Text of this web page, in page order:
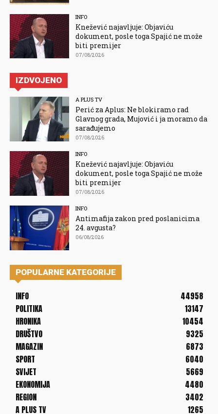
INFO
Knežević najavljuje: Objaviću
dokument, posle toga Spajić ne može
biti premijer
07/08/2026
IZDVOJENO
A PLUS TV
Perić za Aplus: Ne blokiramo rad
Glavnog grada, Mujović i ja moramo da
sarađujemo
07/08/2026
INFO
Knežević najavljuje: Objaviću
dokument, posle toga Spajić ne može
biti premijer
07/08/2026
INFO
Antimafija zakon pred poslanicima
24. avgusta?
06/08/2026
POPULARNE KATEGORIJE
INFO
44958
POLITIKA
13147
HRONIKA
10454
DRUŠTVO
9325
MAGAZIN
6873
SPORT
6040
SVIJET
5669
EKONOMIJA
4480
REGION
3402
A PLUS TV
1265